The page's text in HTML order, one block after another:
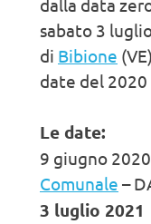
dalla data
sabato 3
di Bibione
date del
Le date:
9 giugno 2020
Comunale –
3 luglio 2021